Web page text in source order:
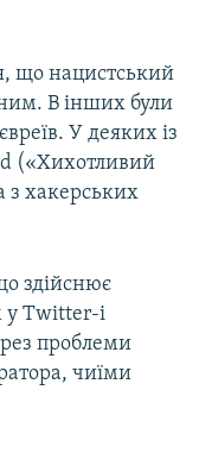
що нацистський
В інших були
У деяких із
(«Хихотливий
з хакерських
здійснює
у Twitter-і
проблеми
чиїми